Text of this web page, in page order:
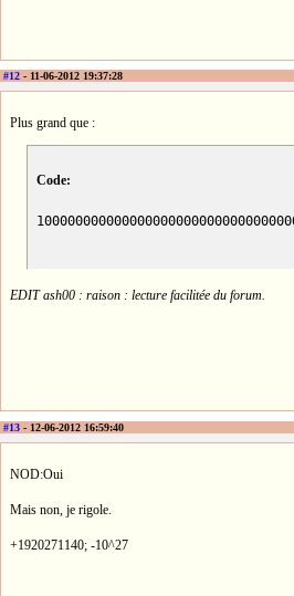
#12 - 11-06-2012 19:37:28
Plus grand que :
Code:
EDIT ash00 : raison : lecture facilitée du forum.
#13 - 12-06-2012 16:59:40
NOD:Oui
Mais non, je rigole.
+1920271140; -10^27